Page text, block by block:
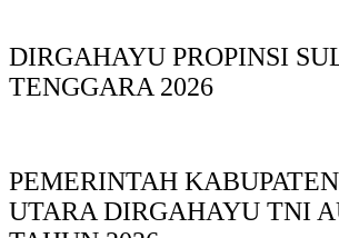
DIRGAHAYU PROPINSI
TENGGARA 2026
PEMERINTAH
UTARA DIRGAHAYU TNI